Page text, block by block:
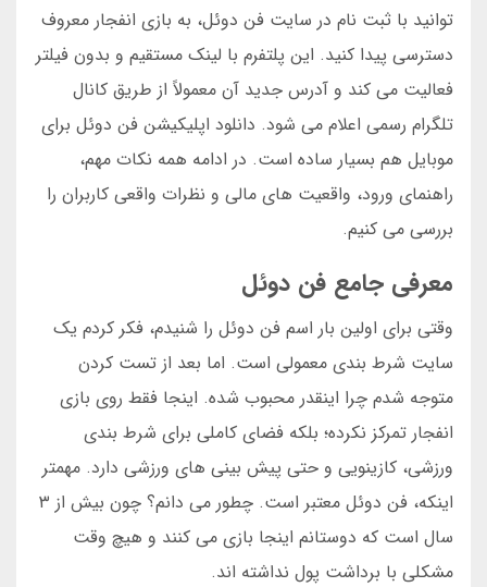
توانید با ثبت نام در سایت فن دوئل، به بازی انفجار معروف
دسترسی پیدا کنید. این پلتفرم با لینک مستقیم و بدون فیلتر
فعالیت می کند و آدرس جدید آن معمولاً از طریق کانال
تلگرام رسمی اعلام می شود. دانلود اپلیکیشن فن دوئل برای
موبایل هم بسیار ساده است. در ادامه همه نکات مهم،
راهنمای ورود، واقعیت های مالی و نظرات واقعی کاربران را
بررسی می کنیم.
معرفی جامع فن دوئل
وقتی برای اولین بار اسم فن دوئل را شنیدم، فکر کردم یک
سایت شرط بندی معمولی است. اما بعد از تست کردن
متوجه شدم چرا اینقدر محبوب شده. اینجا فقط روی بازی
انفجار تمرکز نکرده؛ بلکه فضای کاملی برای شرط بندی
ورزشی، کازینویی و حتی پیش بینی های ورزشی دارد. مهمتر
اینکه، فن دوئل معتبر است. چطور می دانم؟ چون بیش از ۳
سال است که دوستانم اینجا بازی می کنند و هیچ وقت
مشکلی با برداشت پول نداشته اند.